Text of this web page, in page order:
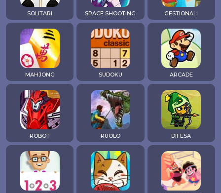
SOLITARI SPACE SHOOTING GESTIONALI
MAHJONG SUDOKU ARCADE
ROBOT RUOLO DIFESA